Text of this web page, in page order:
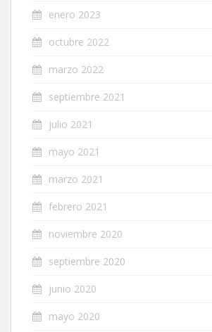
enero 2023
octubre 2022
marzo 2022
septiembre 2021
julio 2021
mayo 2021
marzo 2021
febrero 2021
noviembre 2020
septiembre 2020
junio 2020
mayo 2020